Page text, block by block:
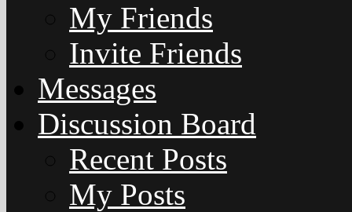
My Friends
Invite Friends
Messages
Discussion Board
Recent Posts
My Posts